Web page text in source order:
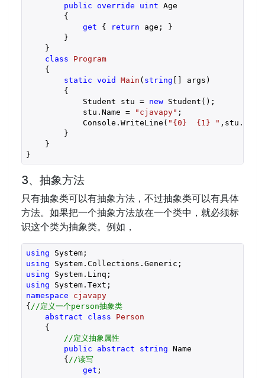
public override uint Age
        {
get { return age; }
        }
    }
class
Program
    {
static void Main ( string [] args )
{
            Student stu =
new Student();
            stu.Name =
"cjavapy" ;
            Console.WriteLine(
"{0}  {1} "
        }
    }
}
3、抽象方法
只有抽象类可以有抽象方法，不过抽象类可以有具体
方法。如果把一个抽象方法放在一个类中，就必须标
识这个类为抽象类。例如，
using
using
using
using
namespace
cjavapy
{ //定义一个person抽象类
abstract
class
Person
    {
//定义抽象属性
public
abstract string Name
        {
//读写
get ;